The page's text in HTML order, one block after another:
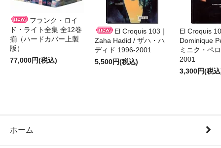
フランク・ロイ
ド・ライト全集 全12巻
揃（ハードカバー上製
版）
77,000円(税込)
El Croquis 103｜
Zaha Hadid / ザハ・ハ
ディド 1996-2001
5,500円(税込)
El Croquis
Dominique
ミニク・ペ
2001
3,300円(税
ホーム